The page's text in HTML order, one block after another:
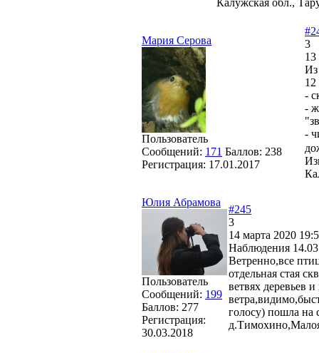
Мария Серова
Пользователь
Сообщений: 171 Баллов: 238
Регистрация: 17.01.2017
3
13
Из
12
-
-
-
Юлия Абрамова
Пользователь
Сообщений: 199
Баллов: 277
Регистрация:
30.03.2018
#245
3
14 марта 2020
Наблюдения
Ветренно,все
отдельная стая
ветвях деревьев
голосу) пошла на